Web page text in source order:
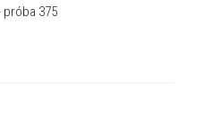
próba 375